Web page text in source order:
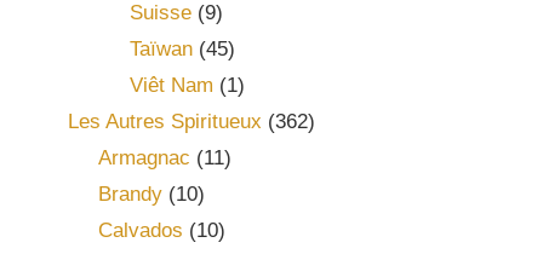
Suisse(9)
Taïwan(45)
Viêt Nam (1)
Les Autres Spiritueux (362)
Armagnac (11)
Brandy (10)
Calvados (10)